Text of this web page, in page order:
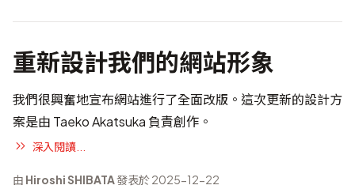
重新設計我們的網站形象
我們很興奮地宣布網站進行了全面改版。這次更新的設計方
案是由 Taeko Akatsuka 負責創作。
深入閱讀...
由 Hiroshi SHIBATA發表於 2025-12-22